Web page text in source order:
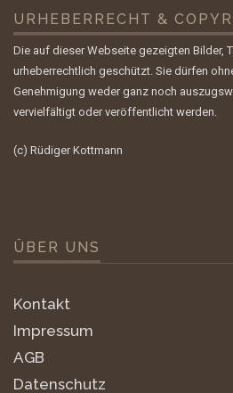
URHEBERRECHT &
Die auf dieser Webseite gezeigten Bilder,
urheberrechtlich geschützt. Sie dürfen
Genehmigung weder ganz noch
vervielfältigt oder veröffentlicht werden.
(c) Rüdiger Kottmann
ÜBER UNS
Kontakt
Impressum
AGB
Datenschutz